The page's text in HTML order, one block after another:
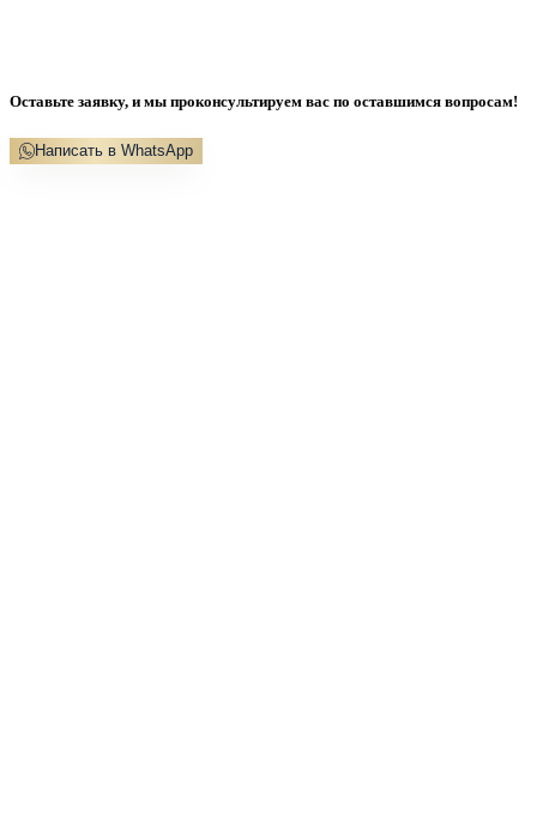
Оставьте заявку, и мы проконсультируем вас по оставшимся вопросам!
Написать в WhatsApp